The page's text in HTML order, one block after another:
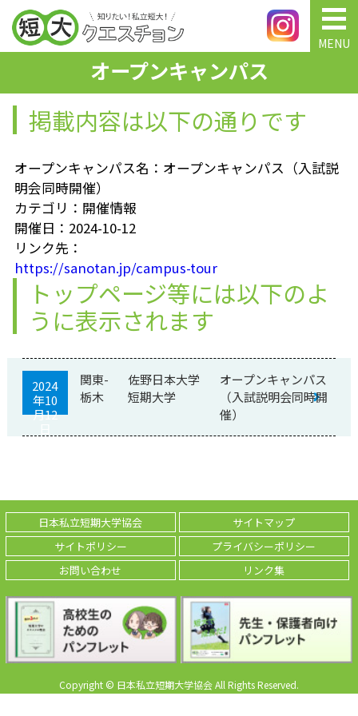
MENU
オープンキャンパス
掲載内容は以下の通りです
オープンキャンパス名：オープンキャンパス（入試説
明会同時開催）
カテゴリ：開催情報
開催日：2024-10-12
リンク先：
https://sanotan.jp/campus-tour
トップページ等には以下のよ
うに表示されます
2024
年10
月12
関東-
栃木
佐野日本大学
短期大学
オープンキャンパス
（入試説明会同時開
催）
日本私立短期大学協会
サイトマップ
サイトポリシー
プライバシーポリシー
お問い合わせ
リンク集
Copyright © 日本私立短期大学協会 All Rights Reserved.